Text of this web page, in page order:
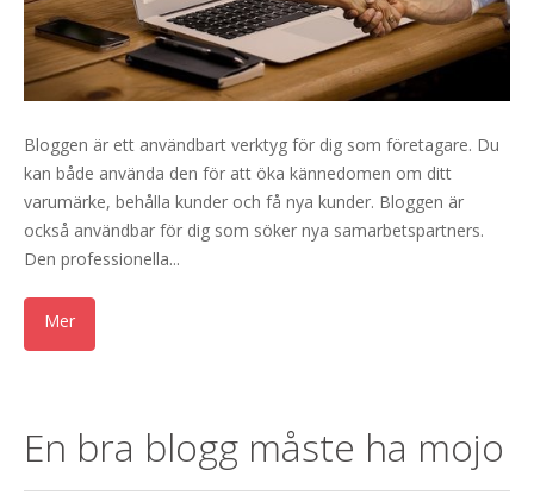
Bloggen är ett användbart verktyg för dig som företagare. Du
kan både använda den för att öka kännedomen om ditt
varumärke, behålla kunder och få nya kunder. Bloggen är
också användbar för dig som söker nya samarbetspartners.
Den professionella...
En bra blogg måste ha mojo